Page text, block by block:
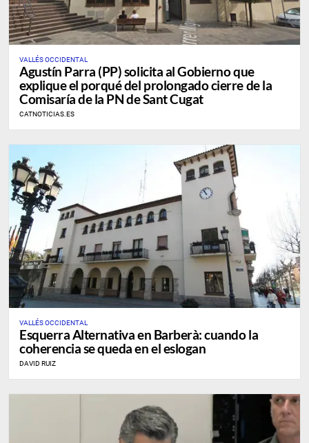
VALLÉS OCCIDENTAL
Agustín Parra (PP) solicita al Gobierno que
explique el porqué del prolongado cierre de la
Comisaría de la PN de Sant Cugat
CATNOTICIAS.ES
VALLÉS OCCIDENTAL
Esquerra Alternativa en Barberà: cuando la
coherencia se queda en el eslogan
DAVID RUIZ